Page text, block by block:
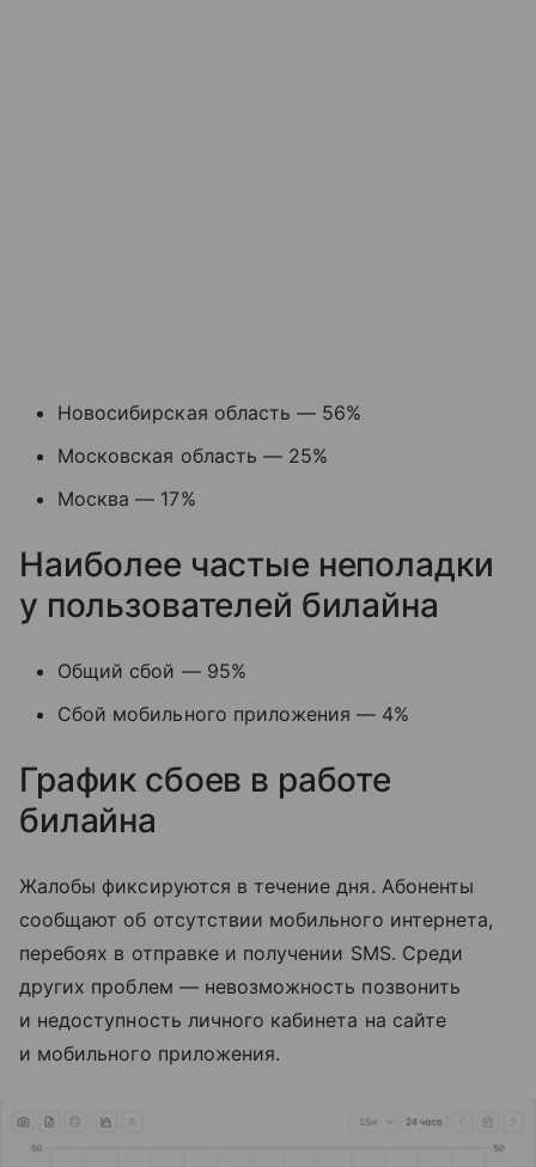
Новосибирская область — 56%
Московская область — 25%
Москва — 17%
Наиболее частые неполадки
у пользователей билайна
Общий сбой — 95%
Сбой мобильного приложения — 4%
График сбоев в работе
билайна
Жалобы фиксируются в течение дня. Абоненты
сообщают об отсутствии мобильного интернета,
перебоях в отправке и получении SMS. Среди
других проблем — невозможность позвонить
и недоступность личного кабинета на сайте
и мобильного приложения.